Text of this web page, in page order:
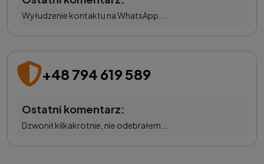
Wyłudzenie kontaktu na WhatsApp...
+48 794 619 589
Ostatni komentarz:
Dzwonił kilkakrotnie, nie odebrałem...